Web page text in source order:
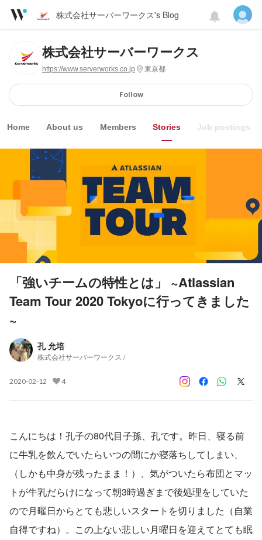
株式会社サーバーワークス's Blog
株式会社サーバーワークス
https://www.serverworks.co.jp 東京都
Follow
Home About us Members Stories Job postings
「強いチームの特性とは」 ~Atlassian
Team Tour 2020 Tokyoに行ってきました
~
孔 允培
株式会社サーバーワークス /
2020-02-12 4
こんにちは！孔子の80代目子孫、孔です。昨日、寝る前
に牛乳を飲んでいたらいつの間にか寝落ちしてしまい、
（しかも中身が残ったまま！）、気がついたら布団とマッ
トが牛乳だらけになって朝3時過ぎまで後処理をしていた
ので月曜日からとても悲しいスタートを切りました（自業
自得ですね）。この上ない悲しい月曜日を迎えてとても眠